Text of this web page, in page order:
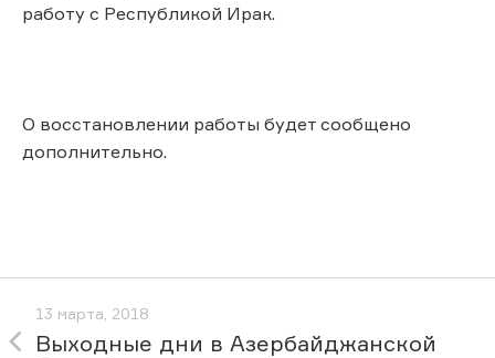
работу с Республикой Ирак.
О восстановлении работы будет сообщено
дополнительно.
13 марта, 2018
Выходные дни в Азербайджанской